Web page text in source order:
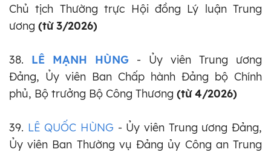
Chủ tịch Thường trực Hội đồng Lý luận Trung
ương (từ 3/2026)
38. LÊ MẠNH HÙNG - Ủy viên Trung ương
Đảng, Ủy viên Ban Chấp hành Đảng bộ Chính
phủ, Bộ trưởng Bộ Công Thương (từ 4/2026)
39. LÊ QUỐC HÙNG - Ủy viên Trung ương Đảng,
Ủy viên Ban Thường vụ Đảng ủy Công an Trung